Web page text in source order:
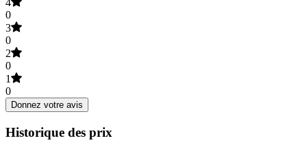
4
0
3
0
2
0
1
0
Donnez votre avis
Historique des prix